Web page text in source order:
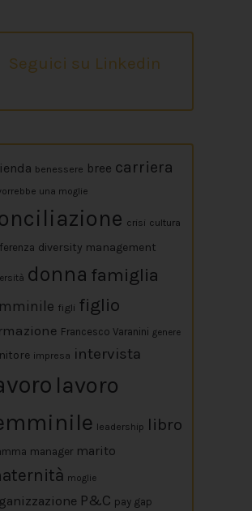
Seguici su Linkedin
benessere bree carriera
una moglie
crisi cultura
diversity management
donna famiglia
figli figlio
Francesco Varanini genere
impresa intervista
lavoro
leadership libro
manager marito
moglie
P&C pay gap